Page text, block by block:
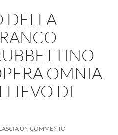
DELLA
OMNIA
DI
LASCIA UN COMMENTO